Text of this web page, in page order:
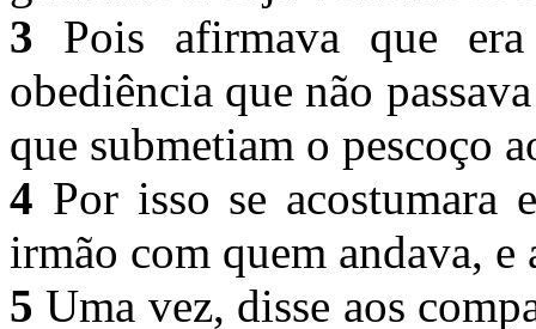
3 Pois afirmava que
obediência que não
que submetiam o pescoço
4 Por isso se acostumara
irmão com quem andava,
5 Uma vez, disse aos